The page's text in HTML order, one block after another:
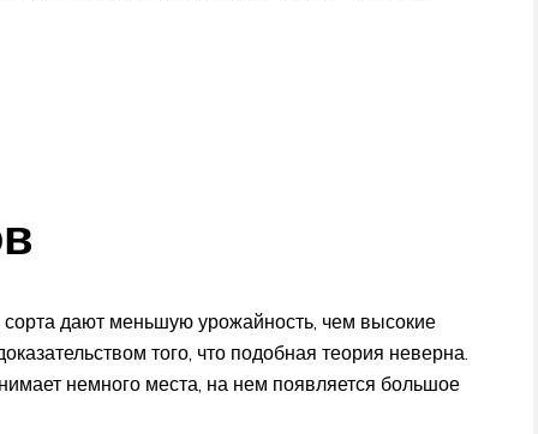
дают меньшую урожайность, чем высокие
того, что подобная теория неверна.
немного места, на нем появляется большое